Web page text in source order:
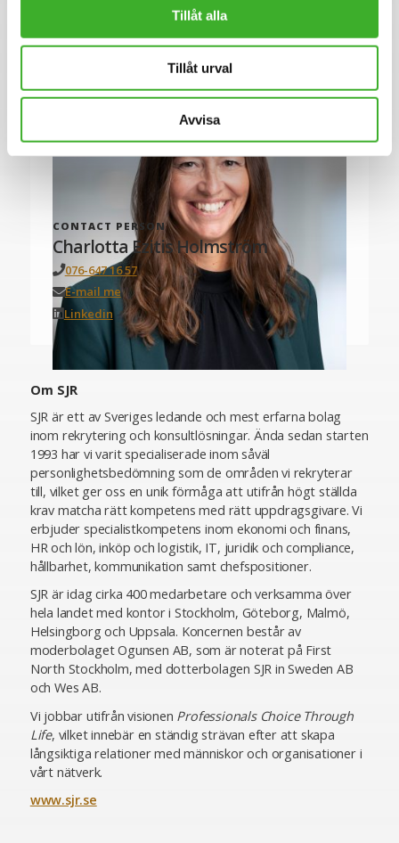
Tillåt alla
Tillåt urval
Avvisa
CONTACT PERSON
Charlotta Ezitis Holmström
076-647 16 57
E-mail me
Linkedin
Om SJR
SJR är ett av Sveriges ledande och mest erfarna bolag
inom rekrytering och konsultlösningar. Ända sedan starten
1993 har vi varit specialiserade inom såväl
personlighetsbedömning som de områden vi rekryterar
till, vilket ger oss en unik förmåga att utifrån högt ställda
krav matcha rätt kompetens med rätt uppdragsgivare. Vi
erbjuder specialistkompetens inom ekonomi och finans,
HR och lön, inköp och logistik, IT, juridik och compliance,
hållbarhet, kommunikation samt chefspositioner.
SJR är idag cirka 400 medarbetare och verksamma över
hela landet med kontor i Stockholm, Göteborg, Malmö,
Helsingborg och Uppsala. Koncernen består av
moderbolaget Ogunsen AB, som är noterat på First
North Stockholm, med dotterbolagen SJR in Sweden AB
och Wes AB.
Vi jobbar utifrån visionen Professionals Choice Through
Life, vilket innebär en ständig strävan efter att skapa
långsiktiga relationer med människor och organisationer i
vårt nätverk.
www.sjr.se